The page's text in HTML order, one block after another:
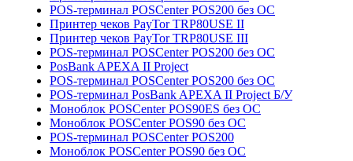
POS-терминал POSCenter POS200 без ОС
Принтер чеков PayTor TRP80USE II
Принтер чеков PayTor TRP80USE III
POS-терминал POSCenter POS200 без ОС
PosBank APEXA II Project
POS-терминал POSCenter POS200 без ОС
POS-терминал PosBank APEXA II Project Б/У
Моноблок POSCenter POS90ES без ОС
Моноблок POSCenter POS90 без ОС
POS-терминал POSCenter POS200
Моноблок POSCenter POS90 без ОС